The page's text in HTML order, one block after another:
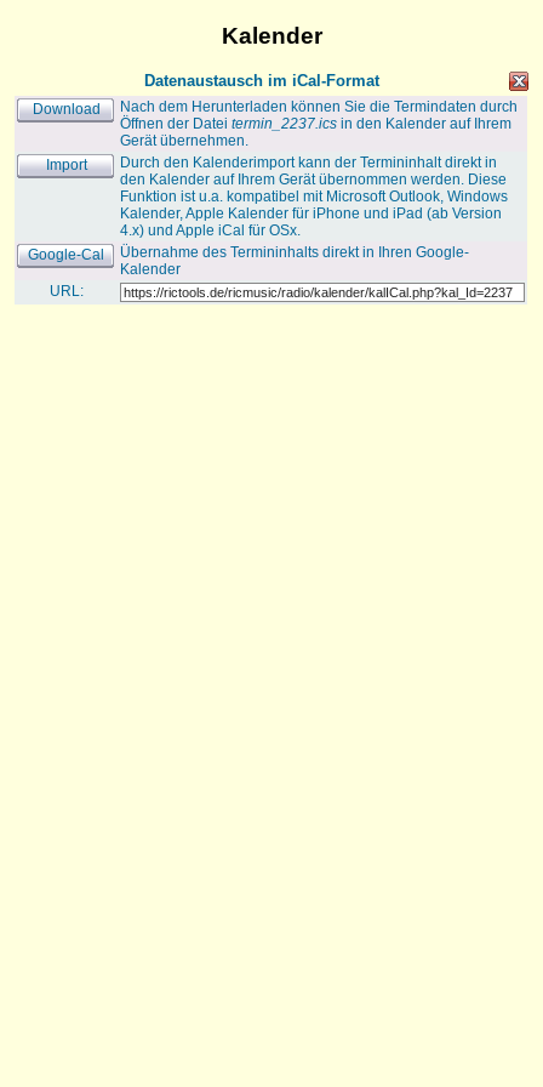
Kalender
Datenaustausch im iCal-Format
Download
Nach dem Herunterladen können Sie die Termindaten durch
Öffnen der Dateitermin_2237.ics in den Kalender auf Ihrem
Gerät übernehmen.
Import
Durch den Kalenderimport kann der Termininhalt direkt in
den Kalender auf Ihrem Gerät übernommen werden. Diese
Funktion ist u.a. kompatibel mit Microsoft Outlook, Windows
Kalender, Apple Kalender für iPhone und iPad (ab Version
4.x) und Apple iCal für OSx.
Google-Cal
Übernahme des Termininhalts direkt in Ihren Google-
Kalender
URL: